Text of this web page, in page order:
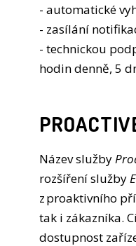
- automatické
- zasílání
- technickou
hodin denně, 5
Název služby
rozšíření služby
z proaktivního
tak i zákazníka.
dostupnost